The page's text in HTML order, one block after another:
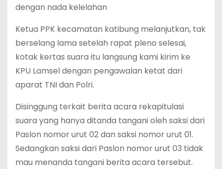
dengan nada kelelahan
Ketua PPK kecamatan katibung melanjutkan, tak
berselang lama setelah rapat pleno selesai,
kotak kertas suara itu langsung kami kirim ke
KPU Lamsel dengan pengawalan ketat dari
aparat TNI dan Polri.
Disinggung terkait berita acara rekapitulasi
suara yang hanya ditanda tangani oleh saksi dari
Paslon nomor urut 02 dan saksi nomor urut 01.
Sedangkan saksi dari Paslon nomor urut 03 tidak
mau menanda tangani berita acara tersebut.